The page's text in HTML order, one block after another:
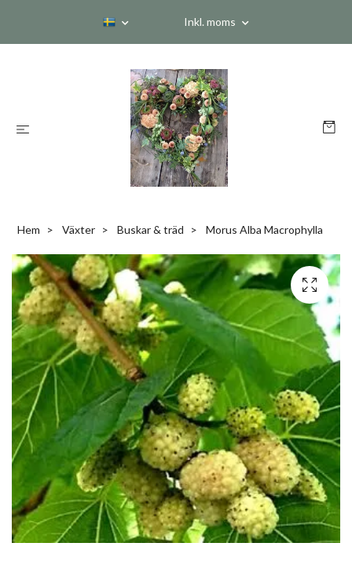
Inkl. moms
Hem Växter Buskar & träd Morus Alba Macrophylla